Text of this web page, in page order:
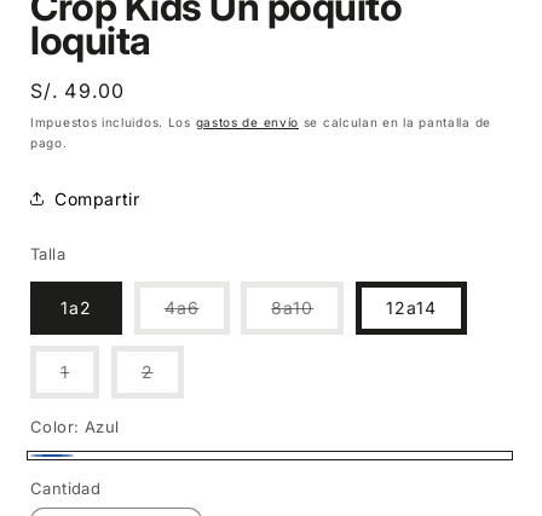
loquita
Precio
habitual
S/. 49.00
Impuestos incluidos. Los gastos de envío se calculan en la pantalla de
pago.
Compartir
Talla
1a2 4a6Variante
o
8a10Variante
o
12a14
1Variante
o
no
disponible
2Variante
o
Color: Azul
Cantidad
Cantidad